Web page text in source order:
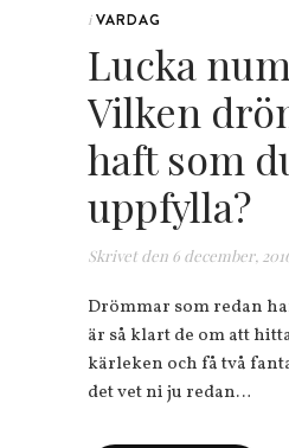
i VARDAG
Lucka
Vilken
haft som
uppfylla?
Skrivet den 6 december,
Drömmar som redan
är så klart de om att
kärleken och få två
det vet ni ju redan…